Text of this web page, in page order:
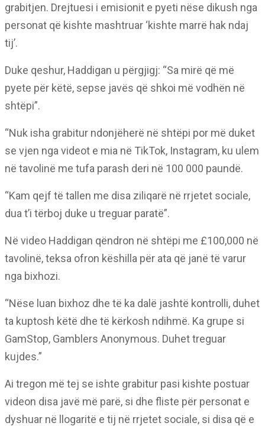
grabitjen. Drejtuesi i emisionit e pyeti nëse dikush nga
personat që kishte mashtruar ‘kishte marrë hak ndaj
tij’.
Duke qeshur, Haddigan u përgjigj: “Sa mirë që më
pyete për këtë, sepse javës që shkoi më vodhën në
shtëpi”.
“Nuk isha grabitur ndonjëherë në shtëpi por më duket
se vjen nga videot e mia në TikTok, Instagram, ku ulem
në tavolinë me tufa parash deri në 100 000 paundë.
“Kam qejf të tallen me disa ziliqarë në rrjetet sociale,
dua t’i tërboj duke u treguar paratë”.
Në video Haddigan qëndron në shtëpi me £100,000 në
tavolinë, teksa ofron këshilla për ata që janë të varur
nga bixhozi.
“Nëse luan bixhoz dhe të ka dalë jashtë kontrolli, duhet
ta kuptosh këtë dhe të kërkosh ndihmë. Ka grupe si
GamStop, Gamblers Anonymous. Duhet treguar
kujdes.”
Ai tregon më tej se ishte grabitur pasi kishte postuar
videon disa javë më parë, si dhe fliste për personat e
dyshuar në llogaritë e tij në rrjetet sociale, si disa që e